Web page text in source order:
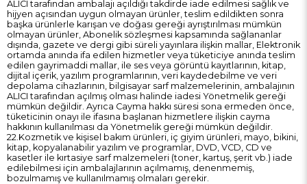
ALICI tarafından ambalajı açıldığı takdirde iade edilmesi sağlık ve
hijyen açısından uygun olmayan ürünler, teslim edildikten sonra
başka ürünlerle karışan ve doğası gereği ayrıştırılması mümkün
olmayan ürünler, Abonelik sözleşmesi kapsamında sağlananlar
dışında, gazete ve dergi gibi süreli yayınlara ilişkin mallar, Elektronik
ortamda anında ifa edilen hizmetler veya tüketiciye anında teslim
edilen gayrimaddi mallar, ile ses veya görüntü kayıtlarının, kitap,
dijital içerik, yazılım programlarının, veri kaydedebilme ve veri
depolama cihazlarının, bilgisayar sarf malzemelerinin, ambalajının
ALICI tarafından açılmış olması halinde iadesi Yönetmelik gereği
mümkün değildir. Ayrıca Cayma hakkı süresi sona ermeden önce,
tüketicinin onayı ile ifasına başlanan hizmetlere ilişkin cayma
hakkının kullanılması da Yönetmelik gereği mümkün değildir.
22.Kozmetik ve kişisel bakım ürünleri, iç giyim ürünleri, mayo, bikini,
kitap, kopyalanabilir yazılım ve programlar, DVD, VCD, CD ve
kasetler ile kırtasiye sarf malzemeleri (toner, kartuş, şerit vb.) iade
edilebilmesi için ambalajlarının açılmamış, denenmemiş,
bozulmamış ve kullanılmamış olmaları gerekir.